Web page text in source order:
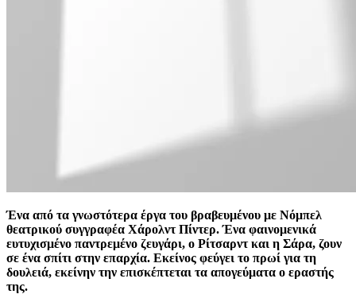
Ένα από τα γνωστότερα έργα του βραβευμένου με Νόμπελ
θεατρικού συγγραφέα Χάρολντ Πίντερ. Ένα φαινομενικά
ευτυχισμένο παντρεμένο ζευγάρι, ο Ρίτσαρντ και η Σάρα, ζουν
σε ένα σπίτι στην επαρχία. Εκείνος φεύγει το πρωί για τη
δουλειά, εκείνην την επισκέπτεται τα απογεύματα ο εραστής
της.